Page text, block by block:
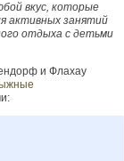
вкус, которые
активных занятий
отдыха с детьми
и Флахау